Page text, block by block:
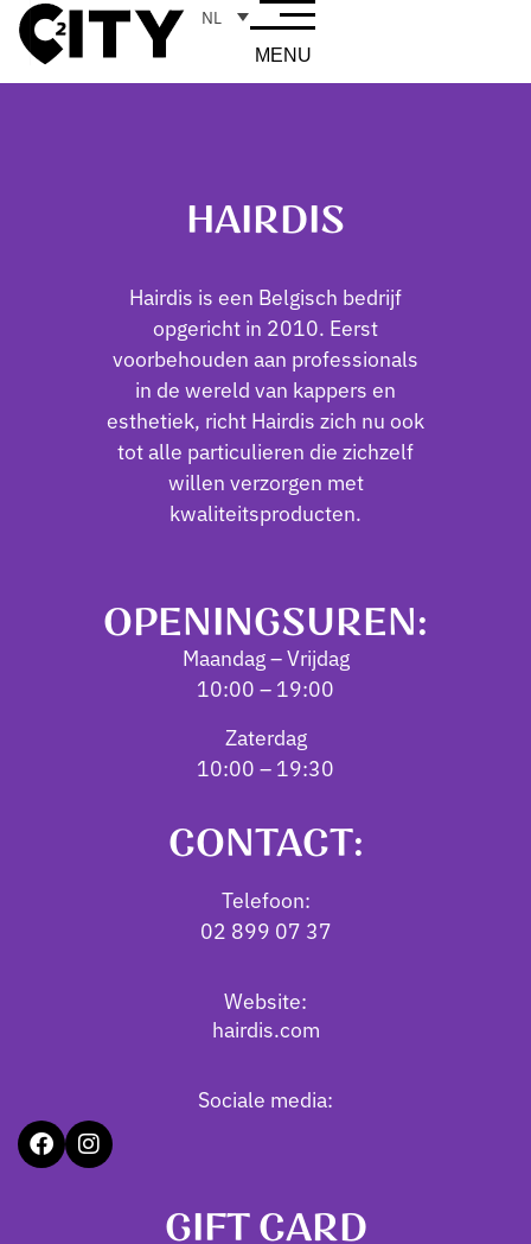
NL
MENU
HAIRDIS
Hairdis is een Belgisch bedrijf
opgericht in 2010. Eerst
voorbehouden aan professionals
in de wereld van kappers en
esthetiek, richt Hairdis zich nu ook
tot alle particulieren die zichzelf
willen verzorgen met
kwaliteitsproducten.
OPENINGSUREN:
Maandag – Vrijdag
10:00 – 19:00
Zaterdag
10:00 – 19:30
CONTACT:
Telefoon:
02 899 07 37
Website:
hairdis.com
Sociale media:
GIFT CARD